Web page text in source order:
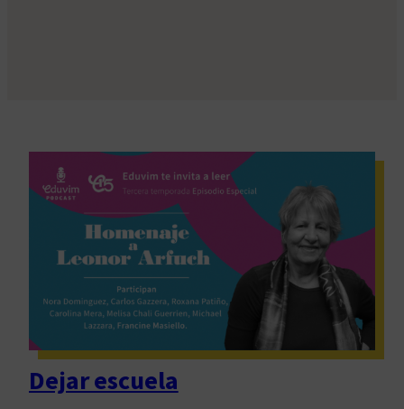
Dejar escuela